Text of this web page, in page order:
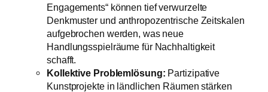
Engagements“ können tief verwurzelte
Denkmuster und anthropozentrische Zeitskalen
aufgebrochen werden, was neue
Handlungsspielräume für Nachhaltigkeit
schafft.
Kollektive Problemlösung: Partizipative
Kunstprojekte in ländlichen Räumen stärken